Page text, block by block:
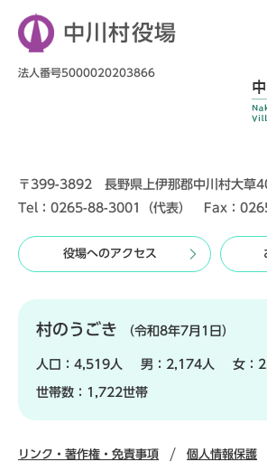
中川村役場
法人番号5000020203866
〒399-3892 長野県上伊那郡中川村大草
Tel：0265-88-3001（代表） Fax：
役場へのアクセス
村のうごき （令和8年7月1日）
人口： 4,519人 男： 2,174人 女：
世帯数： 1,722世帯
リンク・著作権・免責事項 個人情報保護